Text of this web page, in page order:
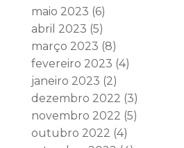
maio 2023 (6)
abril 2023 (5)
março 2023 (8)
fevereiro 2023 (4)
janeiro 2023 (2)
dezembro 2022 (3)
novembro 2022 (5)
outubro 2022 (4)